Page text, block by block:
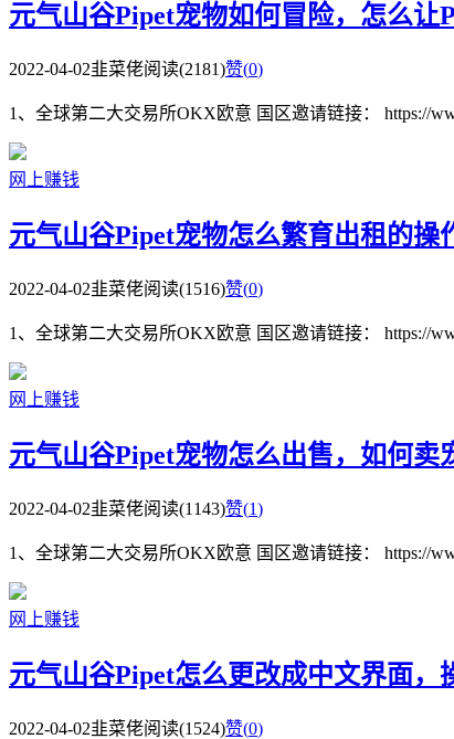
元气山谷Pipet宠物如何冒险，怎么让
2022-04-02韭菜佬阅读(2181)赞(0)
1、全球第二大交易所OKX欧意 国区邀请链接： https://
网上赚钱
元气山谷Pipet宠物怎么繁育出租的操
2022-04-02韭菜佬阅读(1516)赞(0)
1、全球第二大交易所OKX欧意 国区邀请链接： https://
网上赚钱
元气山谷Pipet宠物怎么出售，如何卖
2022-04-02韭菜佬阅读(1143)赞(1)
1、全球第二大交易所OKX欧意 国区邀请链接： https://
网上赚钱
元气山谷Pipet怎么更改成中文界面，
2022-04-02韭菜佬阅读(1524)赞(0)